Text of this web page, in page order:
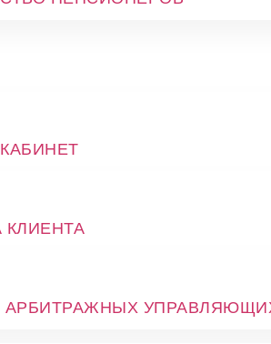
КЛИЕНТА
АРБИТРАЖНЫХ